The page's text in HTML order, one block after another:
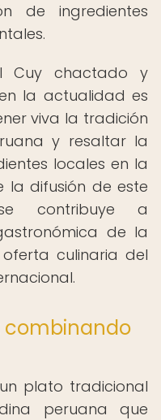
de ingredientes
Cuy chactado y
la actualidad es
viva la tradición
y resaltar la
locales en la
la difusión de este
contribuye a
de la
culinaria del
combinando
plato tradicional
peruana que